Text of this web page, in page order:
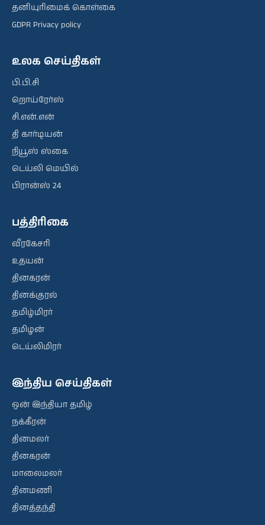
தனியுரிமைக் கொள்கை
GDPR Privacy policy
உலக செய்திகள்
பி.பி.சி
றொய்ரேர்ஸ்
சி.என்.என்
தி கார்டியன்
நியூஸ் ஸ்கை
டெய்லி மெயில்
பிரான்ஸ் 24
பத்திரிகை
வீரகேசரி
உதயன்
தினகரன்
தினக்குரல்
தமிழ்மிரர்
தமிழன்
டெய்லிமிரர்
இந்திய செய்திகள்
ஒன் இந்தியா தமிழ்
நக்கீரன்
தினமலர்
தினகரன்
மாலைமலர்
தினமணி
தினத்தந்தி